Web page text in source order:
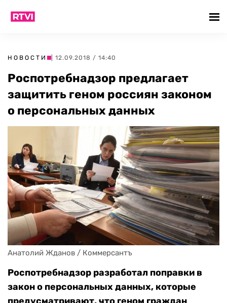
НОВОСТИ | 12.09.2018 / 14:40
Роспотребнадзор предлагает
защитить геном россиян законом
о персональных данных
Анатолий Жданов / Коммерсантъ
Роспотребнадзор разработал поправки в
закон о персональных данных, которые